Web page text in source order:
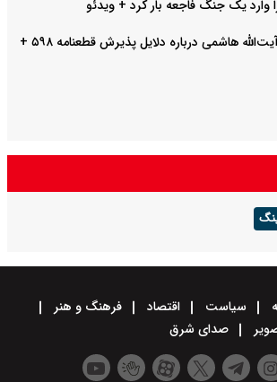
وارد یک جنگ فاجعه بار کرد + ویدئو
سخنرانی دیده نشده آیت‌الله هاشمی درباره دلایل پذیرش قطعنامه ۵۹۸ +
سیاست اقتصاد
فرهنگ و هنر
صدای شرق